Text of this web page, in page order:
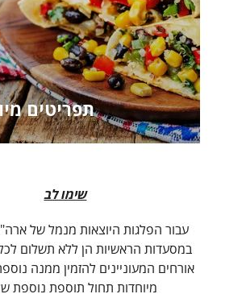
תפריטים
שימו לב
עבור הפלגות היוצאות מנמל של
במסעדות הראשיות הן ללא תשלום
אורחים המעוניינים להזמין ממנה
מיוחדות תחול תוספת נוספת של